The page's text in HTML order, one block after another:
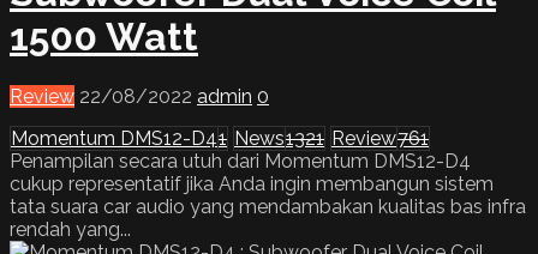
1500 Watt
Review 22/08/2022 admin 0
Momentum DMS12-D41 News1321 Review761
Penampilan secara utuh dari Momentum DMS12-D4
cukup representatif jika Anda ingin membangun sistem
tata suara car audio yang mendambakan kualitas bas infra
rendah yang...